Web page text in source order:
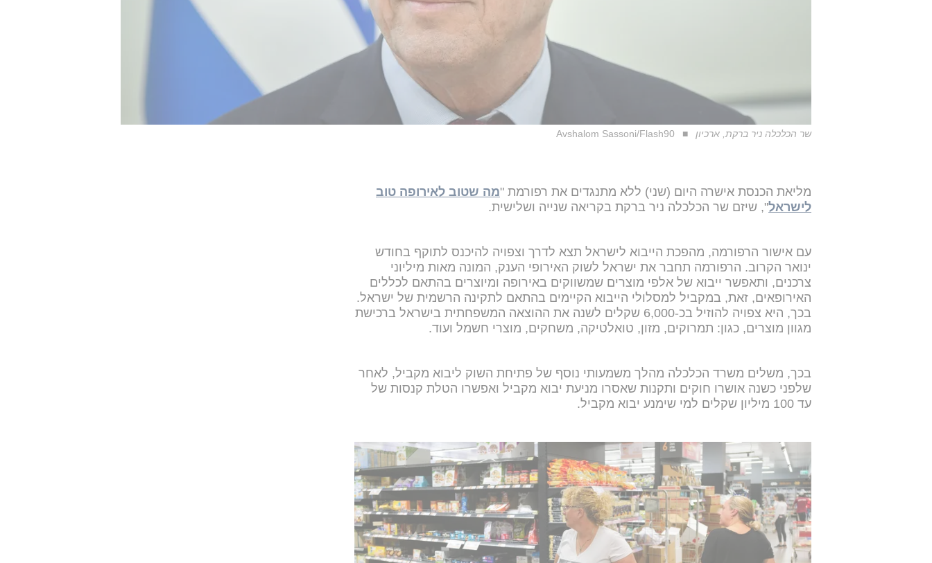
שר הכלכלה ניר ברקת, ארכיון Avshalom Sassoni/Flash90
מליאת הכנסת אישרה היום (שני) ללא מתנגדים את רפורמת "מה שטוב לאירופה טוב
לישראל", שיזם שר הכלכלה ניר ברקת בקריאה שנייה ושלישית.
עם אישור הרפורמה, מהפכת הייבוא לישראל תצא לדרך וצפויה להיכנס לתוקף בחודש
ינואר הקרוב. הרפורמה תחבר את ישראל לשוק האירופי הענק, המונה מאות מיליוני
צרכנים, ותאפשר ייבוא של אלפי מוצרים שמשווקים באירופה ומיוצרים בהתאם לכללים
האירופאים, זאת, במקביל למסלולי הייבוא הקיימים בהתאם לתקינה הרשמית של ישראל.
בכך, היא צפויה להוזיל בכ-6,000 שקלים לשנה את ההוצאה המשפחתית בישראל ברכישת
מגוון מוצרים, כגון: תמרוקים, מזון, טואלטיקה, משחקים, מוצרי חשמל ועוד.
בכך, משלים משרד הכלכלה מהלך משמעותי נוסף של פתיחת השוק ליבוא מקביל, לאחר
שלפני כשנה אושרו חוקים ותקנות שאסרו מניעת יבוא מקביל ואפשרו הטלת קנסות של
עד 100 מיליון שקלים למי שימנע יבוא מקביל.